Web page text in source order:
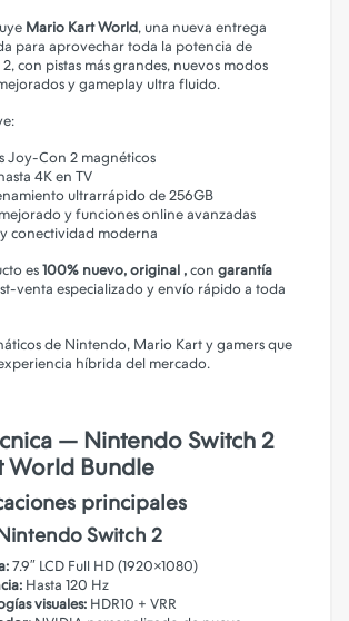
Mario Kart World, una nueva entrega
para aprovechar toda la potencia de
con pistas más grandes, nuevos modos
y gameplay ultra fluido.
Joy-Con 2 magnéticos
4K en TV
ultrarrápido de 256GB
y funciones online avanzadas
y conectividad moderna
es 100% nuevo, original , con garantía
venta especializado y envío rápido a toda
de Nintendo, Mario Kart y gamers que
híbrida del mercado.
— Nintendo Switch 2
World Bundle
principales
Switch 2
7.9″ LCD Full HD (1920×1080)
Hasta 120 Hz
visuales: HDR10 + VRR